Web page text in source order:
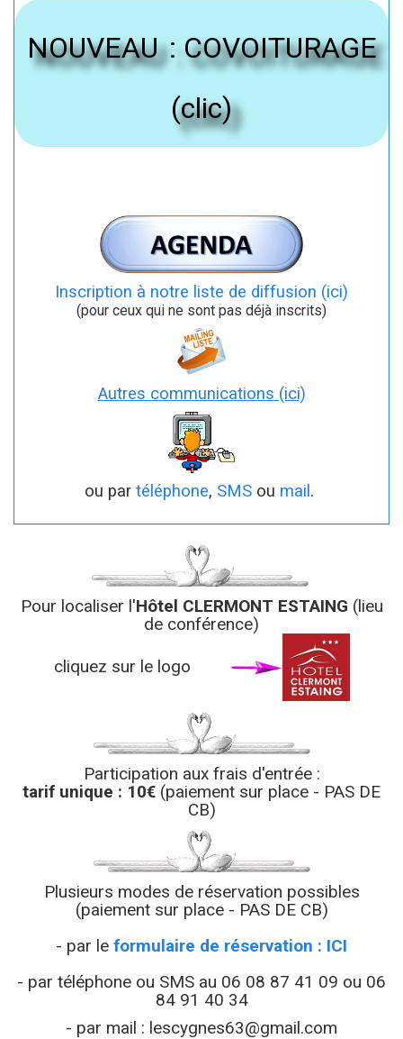
NOUVEAU : COVOITURAGE
(clic)
Inscription à notre liste de diffusion (ici)
(pour ceux qui ne sont pas déjà inscrits)
Autres communications (ici)
ou par téléphone, SMS ou mail .
Pour localiser l'Hôtel CLERMONT ESTAING (lieu
de conférence)
cliquez sur le logo
Participation aux frais d'entrée :
tarif unique : 10€ (paiement sur place - PAS DE
CB)
Plusieurs modes de réservation possibles
(paiement sur place - PAS DE CB)
- par le formulaire de réservation : ICI
- par téléphone ou SMS au 06 08 87 41 09 ou 06
84 91 40 34
- par mail : lescygnes63@gmail.com